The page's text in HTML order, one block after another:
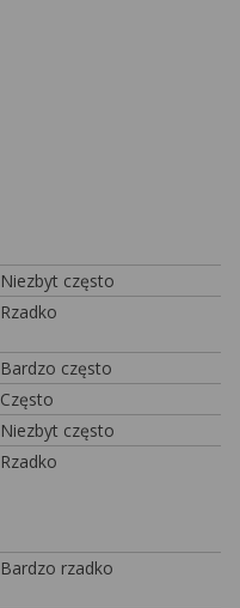
Niezbyt często
Rzadko
Bardzo często
Często
Niezbyt często
Rzadko
Bardzo rzadko